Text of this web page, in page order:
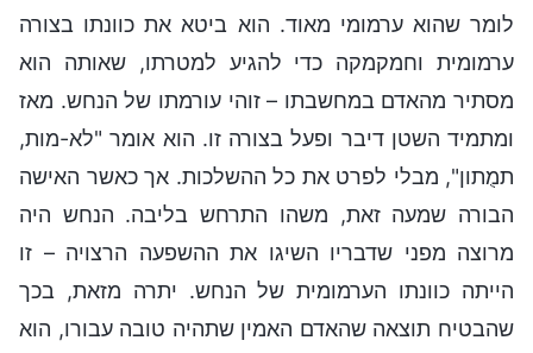
לומר שהוא ערמומי מאוד. הוא ביטא את כוונתו בצורה
ערמומית וחמקמקה כדי להגיע למטרתו, שאותה הוא
מסתיר מהאדם במחשבתו – זוהי עורמתו של הנחש. מאז
ומתמיד השטן דיבר ופעל בצורה זו. הוא אומר "לא-מות,
תמֻתון", מבלי לפרט את כל ההשלכות. אך כאשר האישה
הבורה שמעה זאת, משהו התרחש בליבה. הנחש היה
מרוצה מפני שדבריו השיגו את ההשפעה הרצויה – זו
הייתה כוונתו הערמומית של הנחש. יתרה מזאת, בכך
שהבטיח תוצאה שהאדם האמין שתהיה טובה עבורו, הוא